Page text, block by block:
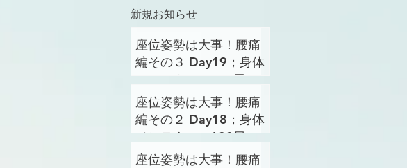
新規お知らせ
座位姿勢は大事！腰痛
編その３ Day19；身体
メンテナンス100日プ
ロジェクト
座位姿勢は大事！腰痛
編その２ Day18；身体
メンテナンス100日プ
ロジェクト
座位姿勢は大事！腰痛